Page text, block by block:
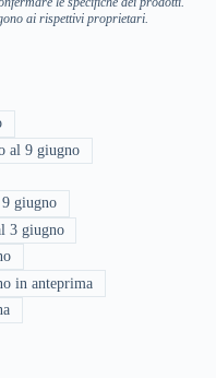
ai rispettivi proprietari.
al 9 giugno
giugno
3 giugno
in anteprima